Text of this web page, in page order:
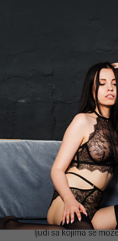
senzacija koje obično
može biti fetiš na
dodatke, materijale.
objekata. U nekim
drugim, psihološkim
sa BDSM-om, zbog
Najvažnije je
raznolik. Na našoj
oglase vezane za
siguran prostor gde
fantazije i želje i
ili parove koji će ih
oglase za fetiš iz
Kragujevca, Subotice,
Srbiji.
Ostvarite svoje fetiš
Ako želite da
vam da besplatno
pretražite listu
ljudi sa kojima se